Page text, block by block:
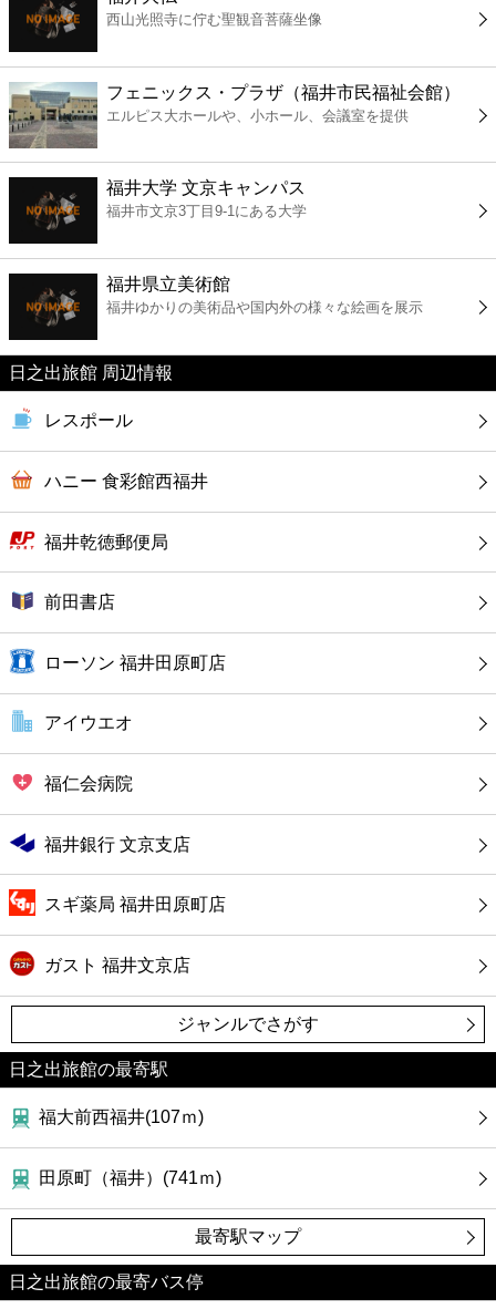
エンタメ
レジャー
書店
ファミレス
ファーストフード
カフェ
ショッピング
病院
西山光照寺に佇む聖観音菩薩坐像
フェニックス・プラザ（福井市民福祉会館）
エルピス大ホールや、小ホール、会議室を提供
福井大学 文京キャンパス
福井市文京3丁目9-1にある大学
福井県立美術館
福井ゆかりの美術品や国内外の様々な絵画を展示
日之出旅館 周辺情報
レスポール
ハニー 食彩館西福井
福井乾徳郵便局
前田書店
ローソン 福井田原町店
アイウエオ
福仁会病院
福井銀行 文京支店
スギ薬局 福井田原町店
ガスト 福井文京店
ジャンルでさがす
日之出旅館の最寄駅
福大前西福井(107ｍ)
田原町（福井）(741ｍ)
最寄駅マップ
日之出旅館の最寄バス停